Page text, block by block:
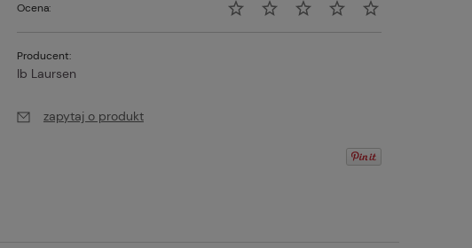
Ocena:
Producent:
Ib Laursen
zapytaj o produkt